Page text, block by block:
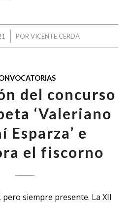
PORVICENTE CERDÁ
del concurso
‘Valeriano
Esparza’ e
el fiscorno
pero siempre presente. La XII